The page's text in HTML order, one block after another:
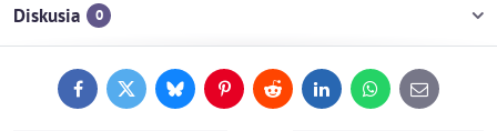
Diskusia 0
FacebookTwitterBlueskyPinterestReddit LinkedInWhatsApp
E-
mail